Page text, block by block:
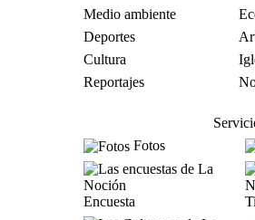
Medio ambiente
Deportes
Cultura
Reportajes
Fotos
Encuesta